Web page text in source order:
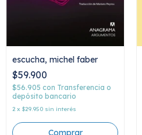
escucha, michel faber
$59.900
$56.905 con Transferencia o
depósito bancario
2 x $29.950 sin interés